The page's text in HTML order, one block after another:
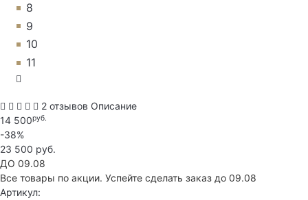
8
9
10
11
2 отзывов Описание
14 500руб.
-38%
23 500 руб.
ДО 09.08
Все товары по акции. Успейте сделать заказ до 09.08
Артикул: